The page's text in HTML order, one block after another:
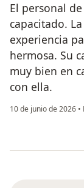
El personal
capacitado.
experiencia
hermosa. Su
muy bien en
con ella.
10 de junio de 2026 •